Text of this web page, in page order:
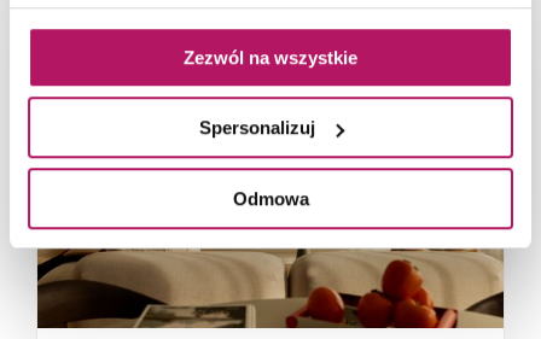
Zezwól na wszystkie
Spersonalizuj
Odmowa